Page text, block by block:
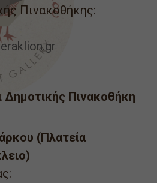
Πινακοθήκης:
Δημοτικής Πινακοθήκη
(Πλατεία